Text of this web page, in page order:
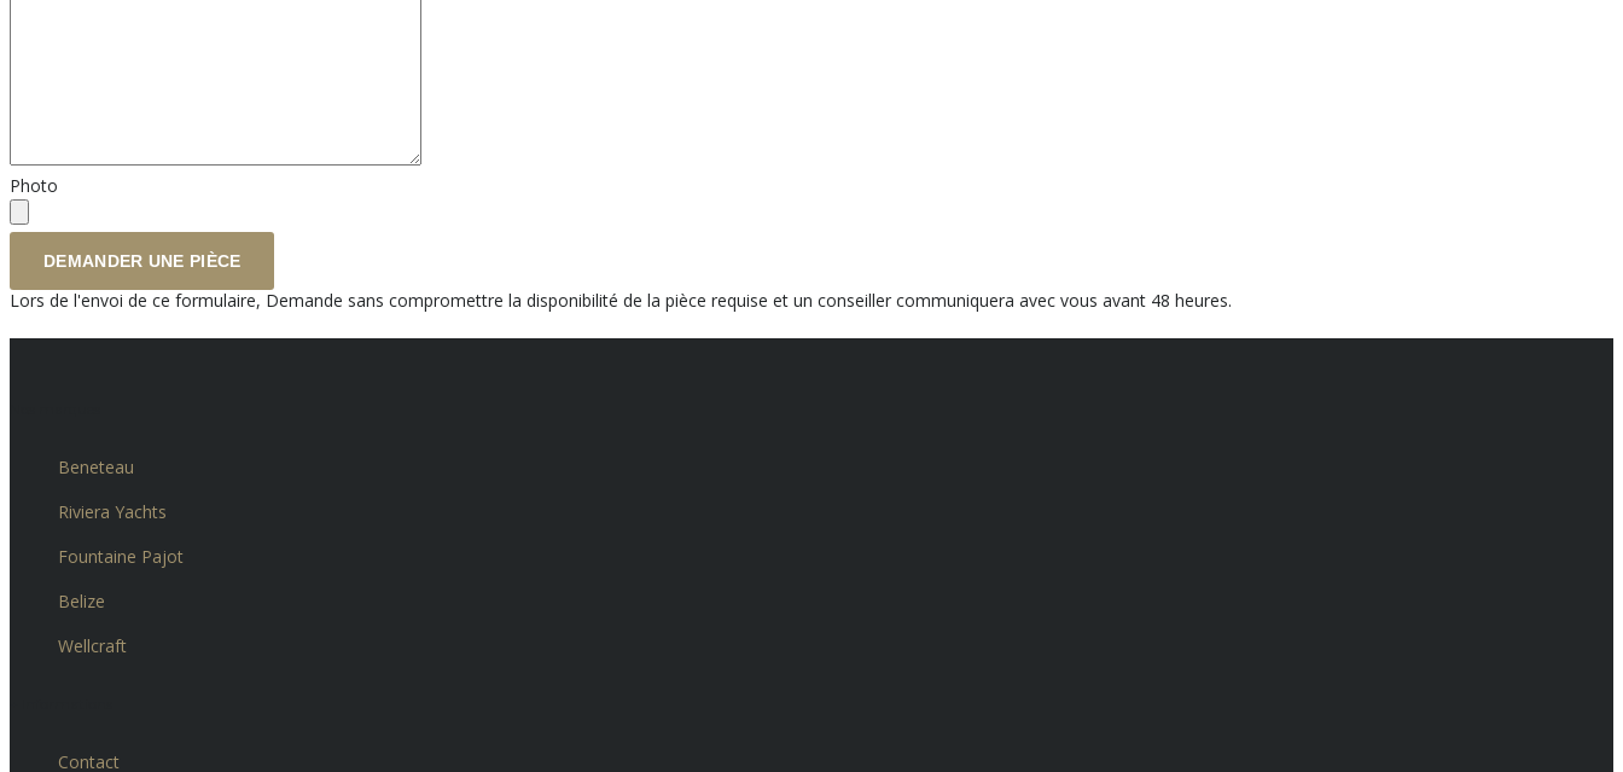
Photo
Lors de l'envoi de ce formulaire, Demande sans compromettre la disponibilité de la pièce requise et un conseiller communiquera avec vous avant 48 heures.
Beneteau
Riviera Yachts
Fountaine Pajot
Belize
Wellcraft
Contact